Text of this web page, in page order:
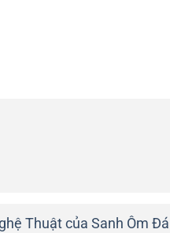
Thuật của Sanh Ôm Đá